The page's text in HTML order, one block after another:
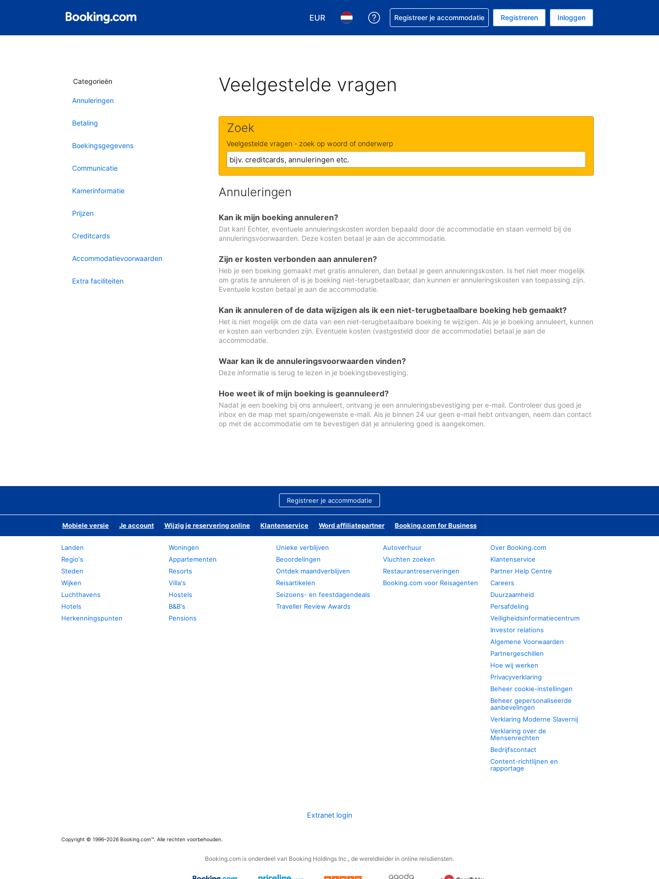
EUR
Kies je valuta. Je huidige valuta is EUR
Kies je taal. Je huidige taal is Nederlands
Krijg hulp bij je reservering
Registreer je accommodatie Registreren Inloggen
Categorieën
Annuleringen
Betaling
Boekingsgegevens
Communicatie
Kamerinformatie
Prijzen
Creditcards
Accommodatievoorwaarden
Extra faciliteiten
Veelgestelde vragen
Zoek
Veelgestelde vragen - zoek op woord of onderwerp
Annuleringen
Kan ik mijn boeking annuleren?
Dat kan! Echter, eventuele annuleringskosten worden bepaald door de accommodatie en staan vermeld bij de
annuleringsvoorwaarden. Deze kosten betaal je aan de accommodatie.
Zijn er kosten verbonden aan annuleren?
Heb je een boeking gemaakt met gratis annuleren, dan betaal je geen annuleringskosten. Is het niet meer mogelijk
om gratis te annuleren of is je boeking niet-terugbetaalbaar, dan kunnen er annuleringskosten van toepassing zijn.
Eventuele kosten betaal je aan de accommodatie.
Kan ik annuleren of de data wijzigen als ik een niet-terugbetaalbare boeking heb gemaakt?
Het is niet mogelijk om de data van een niet-terugbetaalbare boeking te wijzigen. Als je je boeking annuleert, kunnen
er kosten aan verbonden zijn. Eventuele kosten (vastgesteld door de accommodatie) betaal je aan de
accommodatie.
Waar kan ik de annuleringsvoorwaarden vinden?
Deze informatie is terug te lezen in je boekingsbevestiging.
Hoe weet ik of mijn boeking is geannuleerd?
Nadat je een boeking bij ons annuleert, ontvang je een annuleringsbevestiging per e-mail. Controleer dus goed je
inbox en de map met spam/ongewenste e-mail. Als je binnen 24 uur geen e-mail hebt ontvangen, neem dan contact
op met de accommodatie om te bevestigen dat je annulering goed is aangekomen.
Registreer je accommodatie
Mobiele versie Je account Wijzig je reservering online Klantenservice Word affiliatepartner Booking.com for Business
Landen
Regio's
Steden
Wijken
Luchthavens
Hotels
Herkenningspunten
Woningen
Appartementen
Resorts
Villa's
Hostels
B&B's
Pensions
Unieke verblijven
Beoordelingen
Ontdek maandverblijven
Reisartikelen
Seizoens- en feestdagendeals
Traveller Review Awards
Autoverhuur
Vluchten zoeken
Restaurantreserveringen
Booking.com voor Reisagenten
Over Booking.com
Klantenservice
Partner Help Centre
Careers
Duurzaamheid
Persafdeling
Veiligheidsinformatiecentrum
Investor relations
Algemene Voorwaarden
Partnergeschillen
Hoe wij werken
Privacyverklaring
Beheer cookie-instellingen
Beheer gepersonaliseerde
aanbevelingen
Verklaring Moderne Slavernij
Verklaring over de
Mensenrechten
Bedrijfscontact
Content-richtlijnen en
rapportage
Extranet login
Copyright © 1996–2026 Booking.com™. Alle rechten voorbehouden.
Booking.com is onderdeel van Booking Holdings Inc., de wereldleider in online reisdiensten.